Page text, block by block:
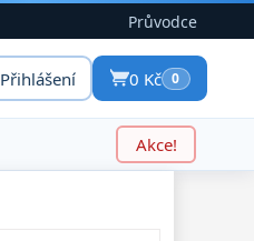
Průvodce
Přihlášení 0 Kč 0
Akce!